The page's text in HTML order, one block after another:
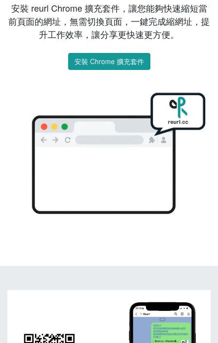
安裝 reurl Chrome 擴充套件，讓您能夠快速縮短當
前頁面的網址，無需切換頁面，一鍵完成縮網址，提
升工作效率，讓分享更快速更方便。
安裝 Chrome 擴充套件